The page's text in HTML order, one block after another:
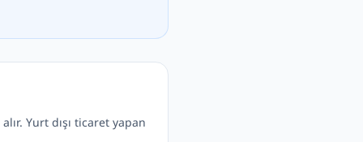
Yurt dışı ticaret yapan